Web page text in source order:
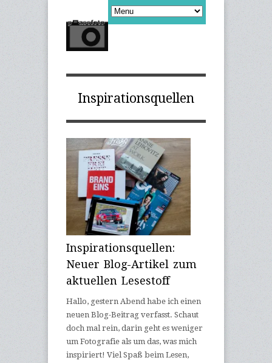
Inspirationsquellen
Inspirationsquellen:
Neuer Blog-Artikel zum
aktuellen Lesestoff
Hallo, gestern Abend habe ich einen
neuen Blog-Beitrag verfasst. Schaut
doch mal rein, darin geht es weniger
um Fotografie als um das, was mich
inspiriert! Viel Spaß beim Lesen,